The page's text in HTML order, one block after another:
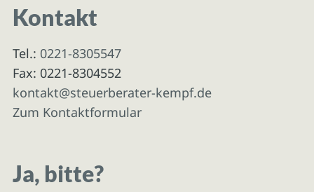
Kontakt
Tel.: 0221-8305547
Fax: 0221-8304552
kontakt@steuerberater-kempf.de
Zum Kontaktformular
Ja, bitte?